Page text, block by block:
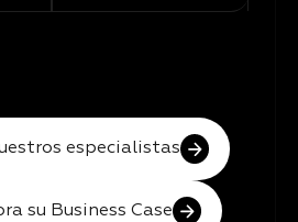
especialistas
su Business Case